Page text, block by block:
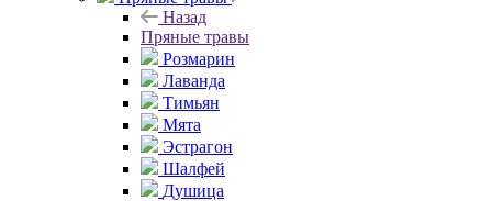
Назад
Пряные травы
Розмарин
Лаванда
Тимьян
Мята
Эстрагон
Шалфей
Душица